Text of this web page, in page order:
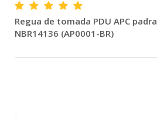
Regua de tomada PDU APC
NBR14136 (AP0001-BR)